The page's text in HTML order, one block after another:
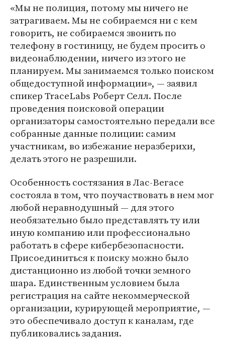
«Мы не полиция, потому мы ничего не
затрагиваем. Мы не собираемся ни с кем
говорить, не собираемся звонить по
телефону в гостиницу, не будем просить о
видеонаблюдении, ничего из этого не
планируем. Мы занимаемся только поиском
общедоступной информации», — заявил
спикер TraceLabs Роберт Селл. После
проведения поисковой операции
организаторы самостоятельно передали все
собранные данные полиции: самим
участникам, во избежание неразберихи,
делать этого не разрешили.
Особенность состязания в Лас-Вегасе
состояла в том, что поучаствовать в нем мог
любой неравнодушный — для этого
необязательно было представлять ту или
иную компанию или профессионально
работать в сфере кибербезопасности.
Присоединиться к поиску можно было
дистанционно из любой точки земного
шара. Единственным условием была
регистрация на сайте некоммерческой
организации, курирующей мероприятие, —
это обеспечивало доступ к каналам, где
публиковались задания.